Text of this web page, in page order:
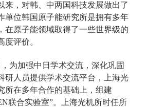
来，对韩、中两国科技发展做出了
单位韩国原子能研究所是拥有多年
在原子能领域取得了一些世界级的
度评价。
，为加强中日学术交流，深化巩固
研人员提供学术交流平台，上海光
所在多年合作的基础上，组建
联合实验室”。上海光机所时任所